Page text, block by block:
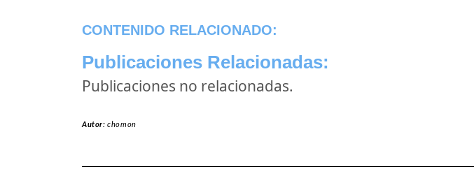
CONTENIDO RELACIONADO:
Publicaciones Relacionadas:
Publicaciones no relacionadas.
Autor:chomon